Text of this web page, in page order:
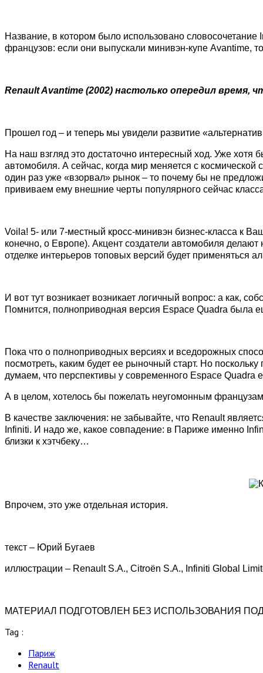
Название, в котором было использовано
французов: если они выпускали минивэн-купе Avantime,
Renault Avantime (2002) настолько опередил
Прошел год – и теперь мы увидели развитие
На наш взгляд это достаточно интересный ход. Уже хотя
автомобиля. А сейчас, когда мир меняется с
один раз уже «взорвал» рынок – то почему бы не
прививаем ему внешние черты популярного сейчас
Voila! 5- или 7-местный кросс-минивэн бизнес-класса к
конечно, о Европе). Акцент создатели автомобиля
отделке интерьеров топовых версий будет применяться
И вот тут возникает возникает логичный вопрос: а как,
Помнится, полноприводная версия Espace Quadra была
Пока что о полноприводных версиях и вседорожных
посмотреть, каким будет ее рыночный старт. Но
думаем, что перспективы у современного Espace Quadra
А в целом, хотелось бы пожелать неугомонным
В качестве заключения: не забывайте, что Renault
Infiniti. И надо же, какое совпадение: в Париже именно
близки к хэтчбеку…
Впрочем, это уже отдельная история.
текст – Юрий Бугаев
иллюстрации – Renault S.A., Citroёn S.A., Infiniti Global
МАТЕРИАЛ ПОДГОТОВЛЕН БЕЗ ИСПОЛЬЗОВАНИЯ
Tag :
Париж
Renault